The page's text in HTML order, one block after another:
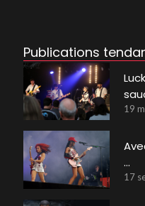
Publications
19
…
17